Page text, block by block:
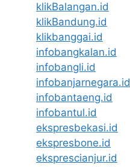
klikBalangan.id
klikBandung.id
klikbanggai.id
infobangkalan.id
infobangli.id
infobanjarnegara.id
infobantaeng.id
infobantul.id
ekspresbekasi.id
ekspresbone.id
eksprescianjur.id